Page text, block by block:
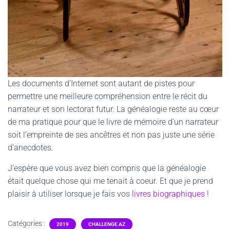
Les documents d’Internet sont autant de pistes pour
permettre une meilleure compréhension entre le récit du
narrateur et son lectorat futur. La généalogie reste au cœur
de ma pratique pour que le livre de mémoire d’un narrateur
soit l’empreinte de ses ancêtres et non pas juste une série
d’anecdotes.
J’espère que vous avez bien compris que la généalogie
était quelque chose qui me tenait à coeur. Et que je prend
plaisir à utiliser lorsque je fais vos livres biographiques !
Catégories : 2019 CHALLENGE AZ